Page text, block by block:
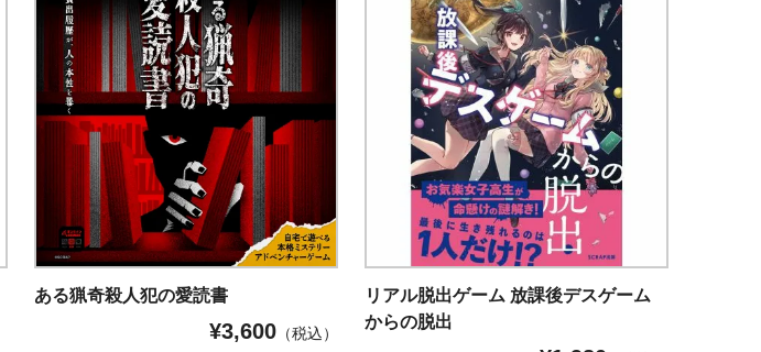
ある猟奇殺人犯の愛読書
¥3,600（税込）
リアル脱出ゲーム 放課後デスゲーム
からの脱出